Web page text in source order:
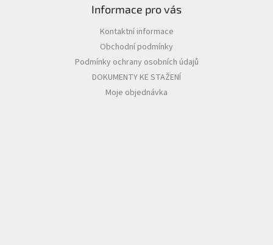
Informace pro vás
Kontaktní informace
Obchodní podmínky
Podmínky ochrany osobních údajů
DOKUMENTY KE STAŽENÍ
Moje objednávka